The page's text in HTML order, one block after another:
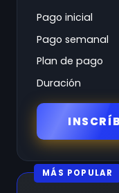
Pago inicial
Pago semanal
Plan de pago
Duración
MÁS POPULAR